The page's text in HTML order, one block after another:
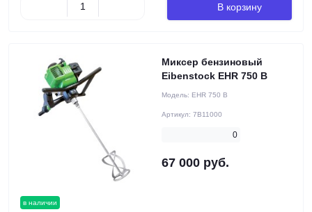
В корзину
в наличии
Миксер бензиновый
Eibenstock EHR 750 B
Модель: EHR 750 B
Артикул: 7B11000
0
67 000 руб.